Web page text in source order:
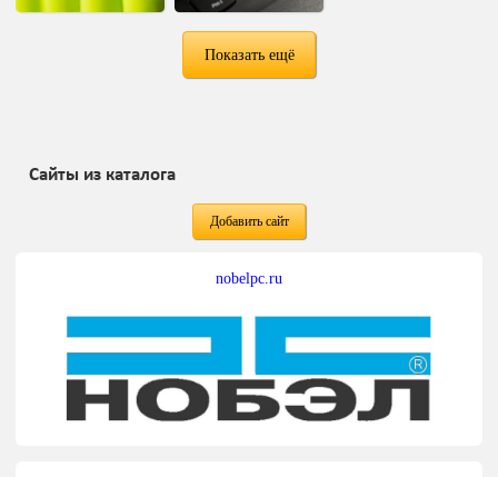
Показать ещё
Сайты из каталога
Добавить сайт
nobelpc.ru